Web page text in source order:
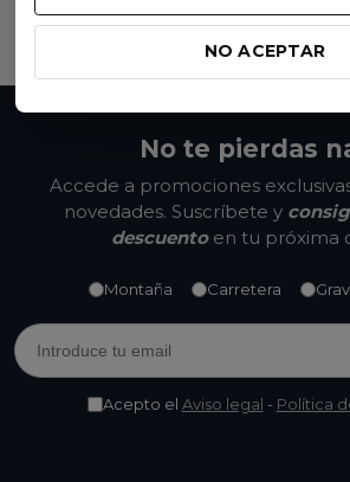
NO ACEPTAR
Mostrando 1-12 de 27 artículo(s)
No te pierdas
Accede a promociones
novedades. Suscríbete y
descuentoen tu próxima
Montaña Carretera
Acepto el Aviso legal - Política